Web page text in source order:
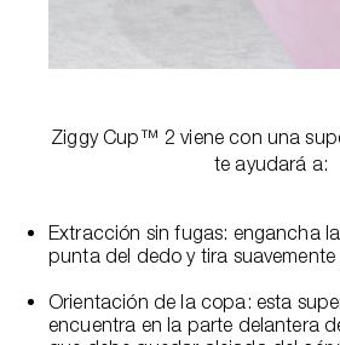
Ziggy Cup™ 2 viene con una
te ayudará a:
Extracción sin fugas: engancha
punta del dedo y tira suavemente
Orientación de la copa: esta
encuentra en la parte delantera